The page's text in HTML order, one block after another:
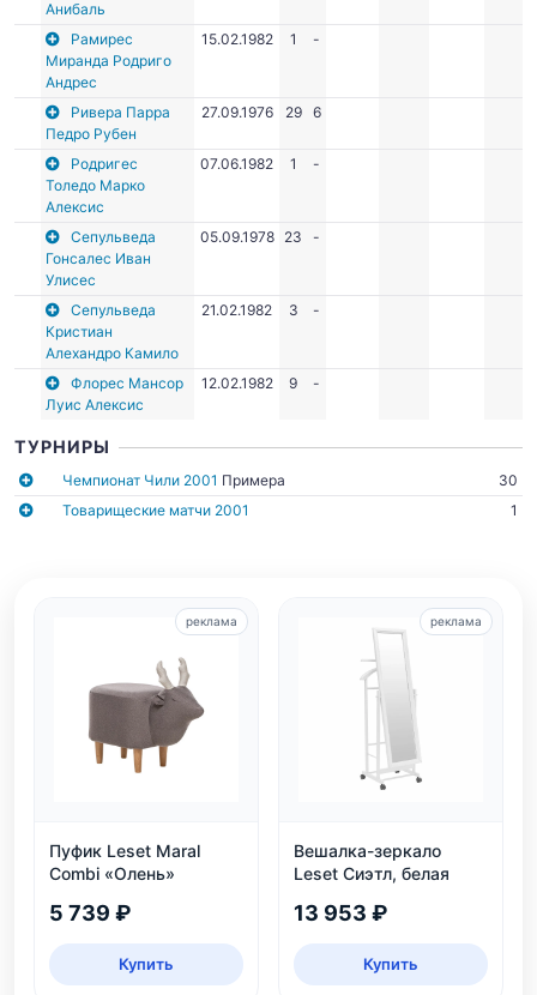
Анибаль
Рамирес
Миранда Родриго
Андрес
15.02.1982 1 -
Ривера Парра
Педро Рубен
27.09.1976 29 6
Родригес
Толедо Марко
Алексис
07.06.1982 1 -
Сепульведа
Гонсалес Иван
Улисес
05.09.1978 23 -
Сепульведа
Кристиан
Алехандро Камило
21.02.1982 3 -
Флорес Мансор
Луис Алексис
12.02.1982 9 -
ТУРНИРЫ
Чемпионат Чили 2001 Примера
30
Товарищеские матчи 2001
1
Пуфик Leset Maral
Combi «Олень»
5 739 ₽
Купить
реклама
Вешалка-зеркало
Leset Сиэтл, белая
13 953 ₽
Купить
реклама